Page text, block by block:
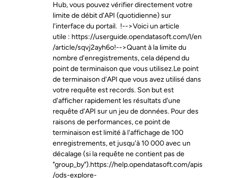
Hub, vous pouvez vérifier directement votre
limite de débit d'API (quotidienne) sur
l'interface du portail. !-->Voici un article
utile : https://userguide.opendatasoft.com/l/en
/article/sqvj2ayh6o!-->Quant à la limite du
nombre d'enregistrements, cela dépend du
point de terminaison que vous utilisez.Le point
de terminaison d'API que vous avez utilisé dans
votre requête est records. Son but est
d'afficher rapidement les résultats d'une
requête d'API sur un jeu de données. Pour des
raisons de performances, ce point de
terminaison est limité à l'affichage de 100
enregistrements, et jusqu'à 10 000 avec un
décalage (si la requête ne contient pas de
"group_by").https://help.opendatasoft.com/apis
/ods-explore-